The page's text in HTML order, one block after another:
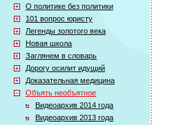
О политике без политики
101 вопрос юристу
Легенды золотого века
Новая школа
Заглянем в словарь
Дорогу осилит идущий
Доказательная медицина
Объять необъятное
Видеоархив 2014 года
Видеоархив 2013 года